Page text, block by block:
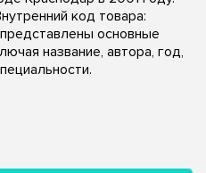
код товара:
основные
название, автора, год,